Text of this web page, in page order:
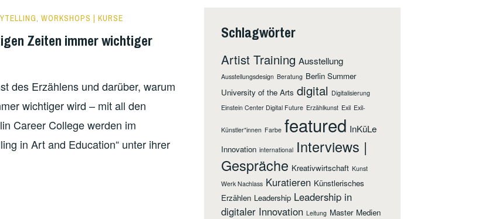
, WORKSHOPS | KURSE
Zeiten immer wichtiger
des Erzählens und darüber, warum
wichtiger wird – mit all den
Career College werden im
in Art and Education“ unter ihrer
Schlagwörter
Artist Training Ausstellung
Ausstellungsdesign Beratung Berlin Summer
University of the Arts digital Digitalisierung
Einstein Center Digital Future Erzählkunst Exil Exil-
Künstler*innen Farbe featured InKüLe
Innovation international Interviews |
Gespräche Kreativwirtschaft Kunst
Werk Nachlass Kuratieren Künstlerisches
Erzählen Leadership Leadership in
digitaler Innovation Leitung Master Medien